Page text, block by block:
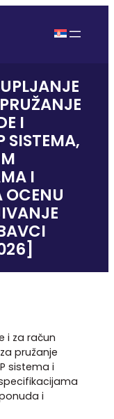
I
SISTEMA,
I
OCENU
i za račun
pružanje
sistema i
i